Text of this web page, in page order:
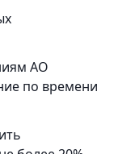
АО
по времени